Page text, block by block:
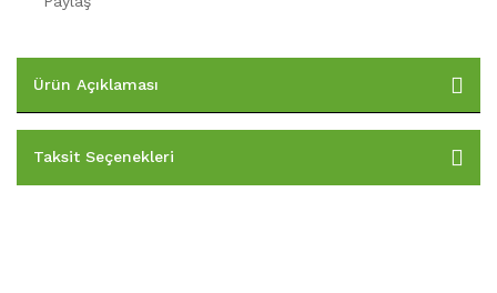
Ürün Açıklaması
Taksit Seçenekleri